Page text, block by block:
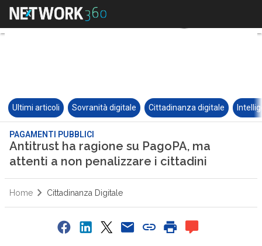
Ultimi articoli Sovranità digitale Cittadinanza digitale
PAGAMENTI PUBBLICI
Antitrust ha ragione su PagoPA, ma
attenti a non penalizzare i cittadini
Home Cittadinanza Digitale